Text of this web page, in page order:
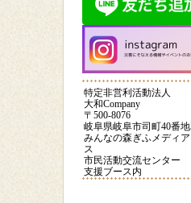
多治見市ジュニアリー
【クラフト】手作りカ
ードを贈ろう③
POIおじさんの話
大和youtubeページ
特定非営利活動法人
大和Company
〒500-8076
岐阜県岐阜市司町40番
みんなの森ぎふメディ
ス
市民活動交流センター
支援ブース内